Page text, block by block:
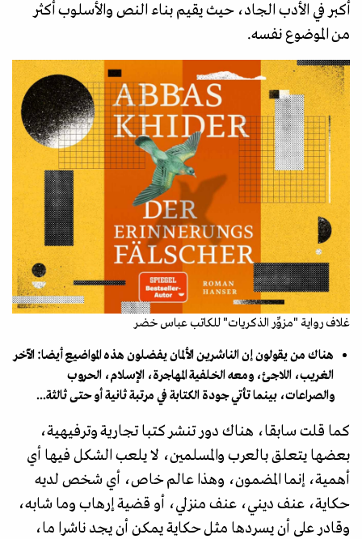
أكبر في الأدب الجاد، حيث يقيم بناء النص والأسلوب أكثر
من الموضوع نفسه.
غلاف رواية "مزوِّر الذكريات" للكاتب عباس خضر
هناك من يقولون إن الناشرين الألمان يفضلون هذه المواضيع أيضا: الآخر
الغريب، اللاجئ، ومعه الخلفية المهاجرة، الإسلام، الحروب
والصراعات، بينما تأتي جودة الكتابة في مرتبة ثانية أو حتى ثالثة...
كما قلت سابقا، هناك دور تنشر كتبا تجارية وترفيهية،
بعضها يتعلق بالعرب والمسلمين، لا يلعب الشكل فيها أي
أهمية، إنما المضمون، وهذا عالم خاص، أي شخص لديه
حكاية، عنف ديني، عنف منزلي، أو قضية إرهاب وما شابه،
وقادر على أن يسردها مثل حكاية يمكن أن يجد ناشرا ما،